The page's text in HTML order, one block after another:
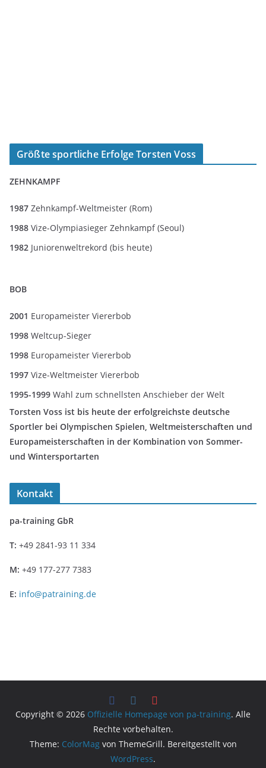
Größte sportliche Erfolge Torsten Voss
ZEHNKAMPF
1987 Zehnkampf-Weltmeister (Rom)
1988 Vize-Olympiasieger Zehnkampf (Seoul)
1982 Juniorenweltrekord (bis heute)
BOB
2001 Europameister Viererbob
1998 Weltcup-Sieger
1998 Europameister Viererbob
1997 Vize-Weltmeister Viererbob
1995-1999 Wahl zum schnellsten Anschieber der Welt
Torsten Voss ist bis heute der erfolgreichste deutsche
Sportler bei Olympischen Spielen, Weltmeisterschaften und
Europameisterschaften in der Kombination von Sommer-
und Wintersportarten
Kontakt
pa-training GbR
T: +49 2841-93 11 334
M: +49 177-277 7383
E: info@patraining.de
Copyright © 2026 Offizielle Homepage von pa-training. Alle
Rechte vorbehalten.
Theme: ColorMagvon ThemeGrill. Bereitgestellt von
WordPress.